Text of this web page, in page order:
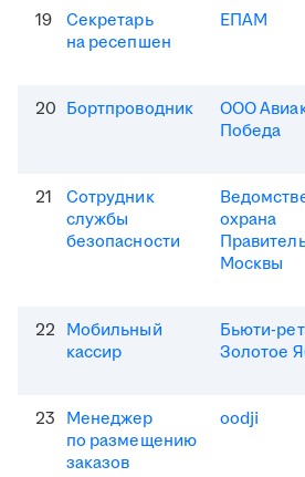
19
Секретарь
на ресепшен
ЕПАМ
20 Бортпроводник
ООО
Победа
21
Сотрудник
службы
безопасности
охрана
Москвы
22 Мобильный
кассир
Бьюти-
Золотое
23 Менеджер
по размещению
заказов
oodji